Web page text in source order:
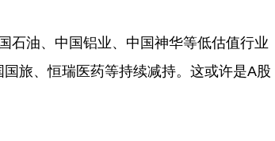
油、中国铝业、中国神华等低估值行业
旅、恒瑞医药等持续减持。这或许是A股